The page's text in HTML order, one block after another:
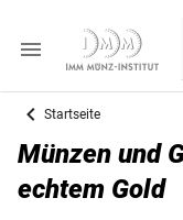
Startseite
Münzen und
echtem Gold